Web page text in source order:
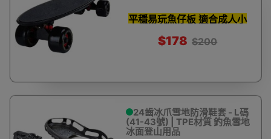
平穩易玩魚仔板 適合成人小
$178 $200
24齒冰爪雪地防滑鞋套 - L碼
(41-43號) | TPE材質 釣魚雪地
冰面登山用品